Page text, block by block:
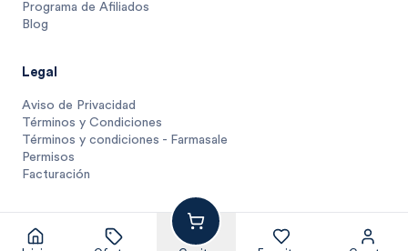
1 unidad $
$50.85
Programa de Afiliados
Blog
Legal
Aviso de Privacidad
Términos y Condiciones
Términos y condiciones - Farmasale
Permisos
Facturación